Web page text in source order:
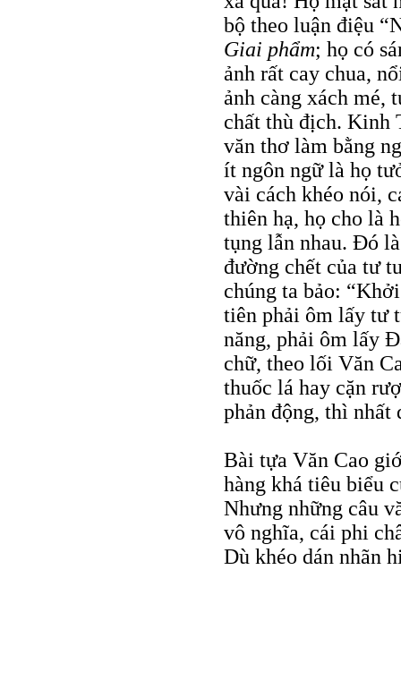
bộ theo luận điệu
Giai phẩm; họ có
ảnh rất cay chua,
ảnh càng xách mé,
chất thù địch. Kinh
văn thơ làm bằng
ít ngôn ngữ là họ
vài cách khéo nói,
thiên hạ, họ cho là
tụng lẫn nhau. Đó
đường chết của tư
chúng ta bảo:
tiên phải ôm lấy tư
năng, phải ôm lấy
chữ, theo lối Văn
thuốc lá hay cặn
phản động, thì nhất
Bài tựa Văn Cao
hàng khá tiêu biểu
Nhưng những câu
vô nghĩa, cái phi
Dù khéo dán nhãn